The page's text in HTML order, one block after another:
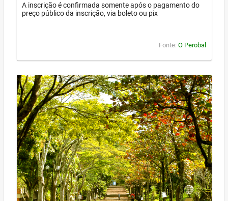
A inscrição é confirmada somente após o pagamento do
preço público da inscrição, via boleto ou pix
Fonte: O Perobal